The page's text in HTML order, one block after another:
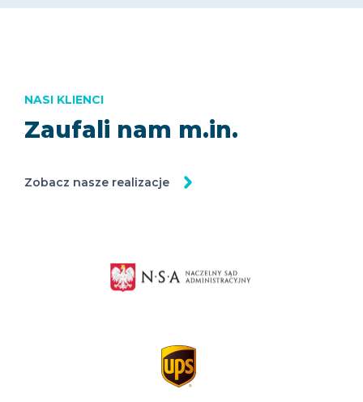
Zaufali nam m.in.
NASI KLIENCI
Zobacz nasze realizacje